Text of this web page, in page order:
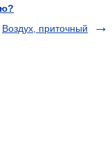
Воздух, приточный